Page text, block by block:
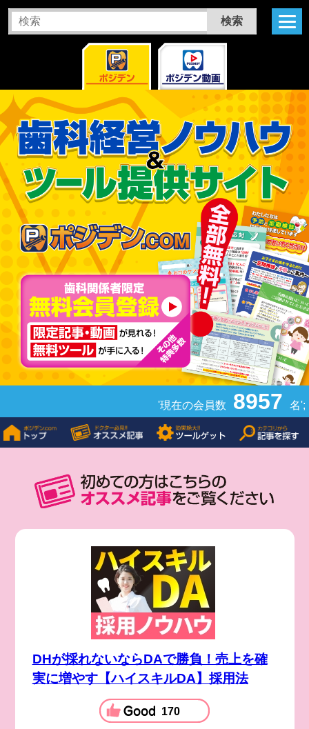
'現在の会員数 8957 名';
DHが採れないならDAで勝負！売上を確
実に増やす【ハイスキルDA】採用法
170